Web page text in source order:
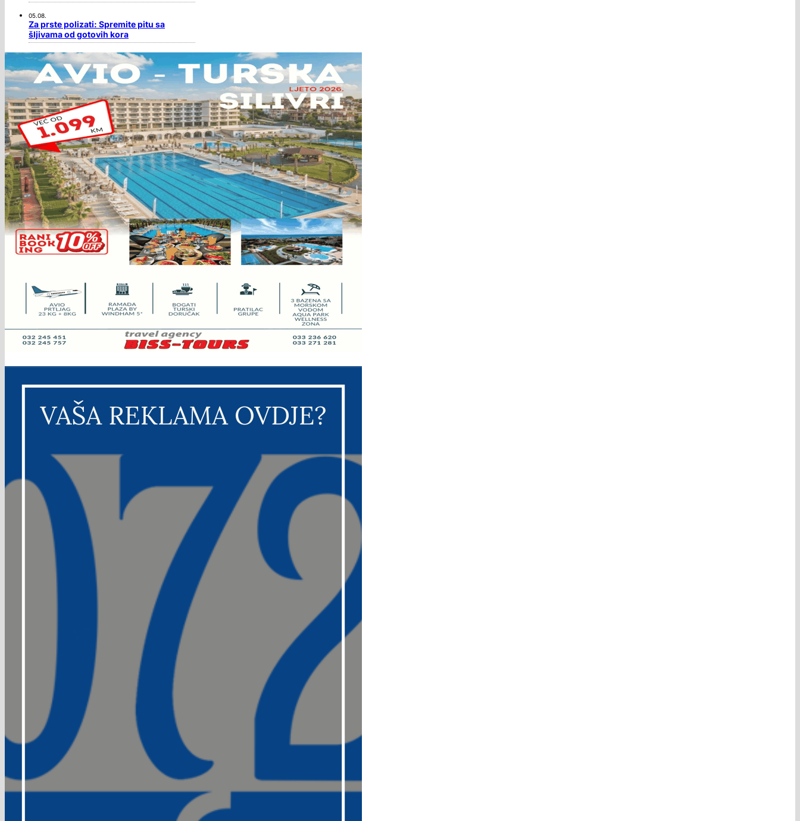
05.08.
Za prste polizati: Spremite pitu sa
šljivama od gotovih kora